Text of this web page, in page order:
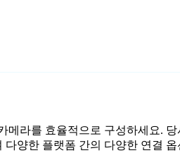
메라를 효율적으로 구성하세요.
양한 플랫폼 간의 다양한 연결